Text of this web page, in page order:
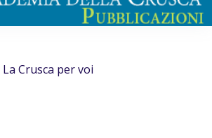
La Crusca per voi